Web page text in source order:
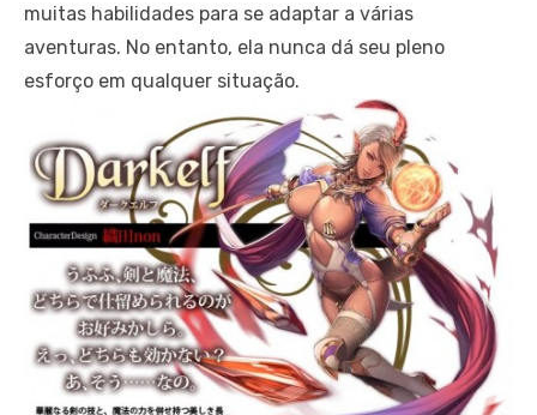
muitas habilidades para se adaptar a várias
aventuras. No entanto, ela nunca dá seu pleno
esforço em qualquer situação.